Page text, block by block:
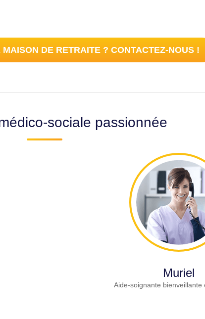
DE RETRAITE ? CONTACTEZ-NOUS !
sociale passionnée
Muriel
Aide-soignante bienveillante